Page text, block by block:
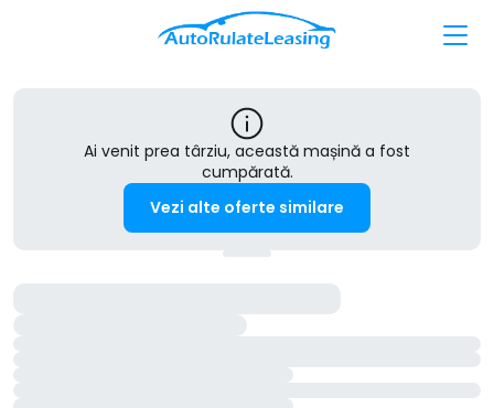
Ai venit prea târziu, această mașină a fost
cumpărată.
Vezi alte oferte similare